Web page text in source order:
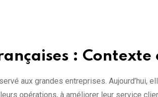
: Contexte
aux grandes entreprises. Aujourd’hui,
opérations, à améliorer leur service